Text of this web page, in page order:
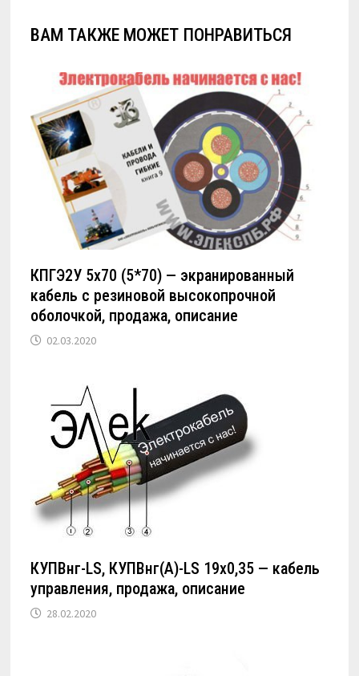
ВАМ ТАКЖЕ МОЖЕТ ПОНРАВИТЬСЯ
КПГЭ2У 5х70 (5*70) — экранированный
кабель с резиновой высокопрочной
оболочкой, продажа, описание
02.03.2020
КУПВнг-LS, КУПВнг(А)-LS 19х0,35 — кабель
управления, продажа, описание
28.02.2020